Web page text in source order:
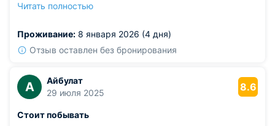
демократичностью цен, при этом обслуживание
услуг позволял разнообразить досуг и наслаждаться
каждым днем отдыха. Удобное местоположение
хлопот. Остались довольны всеми аспектами нашего
пребывания.
Читать полностью
Проживание: 8 января 2026 (4 дня)
Отзыв оставлен без бронирования
А
Айбулат
29 июля 2025
8.6
Стоит побывать